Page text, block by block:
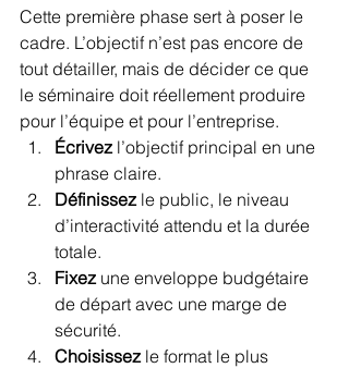
Cette première phase sert à poser le
cadre. L’objectif n’est pas encore de
tout détailler, mais de décider ce que
le séminaire doit réellement produire
pour l’équipe et pour l’entreprise.
Écrivez l’objectif principal en une
phrase claire.
Définissez le public, le niveau
d’interactivité attendu et la durée
totale.
Fixez une enveloppe budgétaire
de départ avec une marge de
sécurité.
Choisissez le format le plus